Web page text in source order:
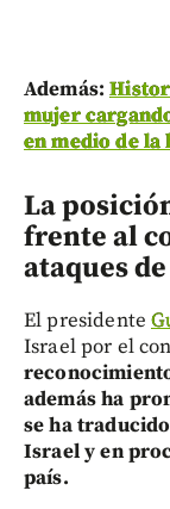
Además:
mujer
en medio de la
La
frente al
ataques
El presidente
Israel por el
además ha
se ha
Israel y en
país.